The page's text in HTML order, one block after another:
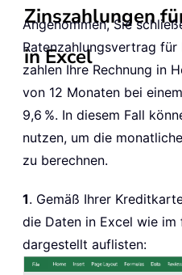
Zinszahlungen
in Excel
Angenommen, Sie
Ratenzahlungsvertrag
zahlen Ihre Rechnung in
von 12 Monaten bei
9,6 %. In diesem Fall
nutzen, um die
zu berechnen.
1. Gemäß Ihrer
die Daten in Excel wie im
dargestellt auflisten: